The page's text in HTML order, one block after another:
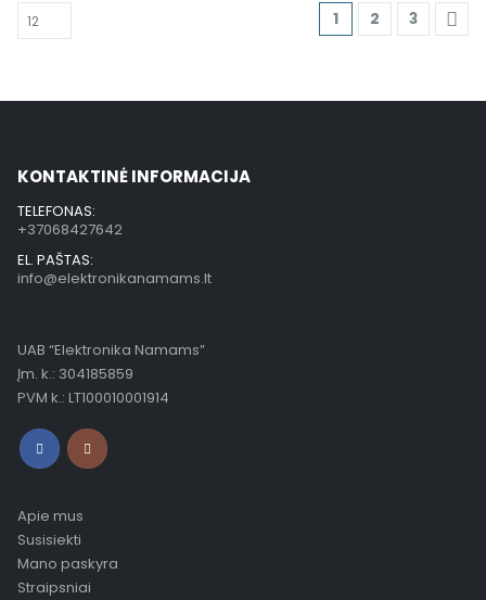
1 2 3
KONTAKTINĖ INFORMACIJA
TELEFONAS:
+37068427642
EL. PAŠTAS:
info@elektronikanamams.lt
UAB “Elektronika Namams”
Įm. k.: 304185859
PVM k.: LT100010001914
Apie mus
Susisiekti
Mano paskyra
Straipsniai